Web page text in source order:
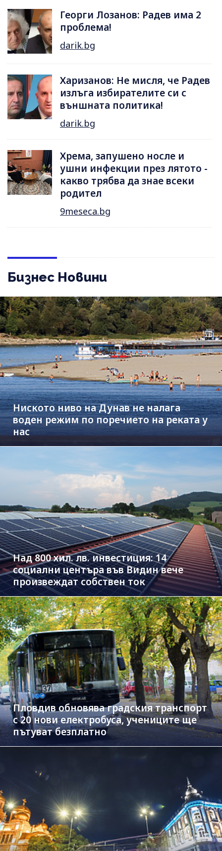
Георги Лозанов: Радев има 2
проблема!
darik.bg
Харизанов: Не мисля, че Радев
излъга избирателите си с
външната политика!
darik.bg
Хрема, запушено носле и
ушни инфекции през лятотo -
какво трябва да знае всеки
родител
9meseca.bg
Бизнес Новини
Ниското ниво на Дунав не налага
воден режим по поречието на реката у
нас
Над 800 хил. лв. инвестиция: 14
социални центъра във Видин вече
произвеждат собствен ток
Пловдив обновява градския транспорт
с 20 нови електробуса, учениците ще
пътуват безплатно